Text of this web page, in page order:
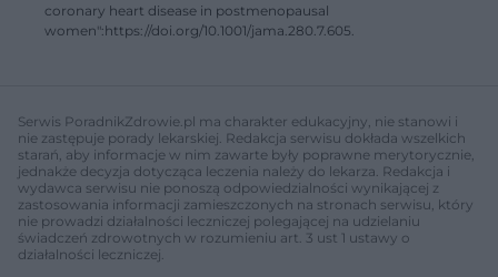
coronary heart disease in postmenopausal
women":https://doi.org/10.1001/jama.280.7.605.
Serwis PoradnikZdrowie.pl ma charakter edukacyjny, nie stanowi i
nie zastępuje porady lekarskiej. Redakcja serwisu dokłada wszelkich
starań, aby informacje w nim zawarte były poprawne merytorycznie,
jednakże decyzja dotycząca leczenia należy do lekarza. Redakcja i
wydawca serwisu nie ponoszą odpowiedzialności wynikającej z
zastosowania informacji zamieszczonych na stronach serwisu, który
nie prowadzi działalności leczniczej polegającej na udzielaniu
świadczeń zdrowotnych w rozumieniu art. 3 ust 1 ustawy o
działalności leczniczej.